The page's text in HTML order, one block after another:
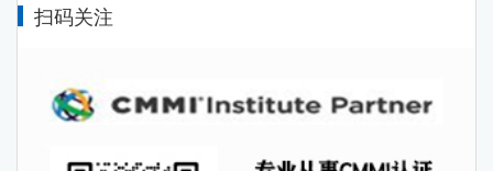
扫码关注